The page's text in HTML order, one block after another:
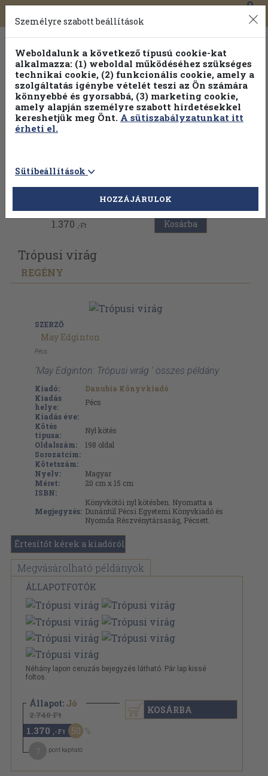
Toggle
navigation
0
Vissza az előző oldalra
1.370 ,-Ft Kosárba
Trópusi virág
REGÉNY
SZERZŐ
May Edginton
Pécs
'May Edginton: Trópusi virág ' összes példány
Kiadó:
Danubia Könyvkiadó
Kiadás
helye:
Pécs
Kiadás éve:
Kötés
típusa:
Nyl kötés
Oldalszám:
198 oldal
Sorozatcím:
Kötetszám:
Nyelv:
Magyar
Méret:
20 cm x 15 cm
ISBN:
Megjegyzés:
Könyvkötői nyl kötésben. Nyomatta a
Dunántúl Pécsi Egyetemi Könyvkiadó és
Nyomda Részvénytársaság, Pécsett.
Értesítőt kérek a kiadóról
Megvásárolható példányok
ÁLLAPOTFOTÓK
Néhány lapon ceruzás bejegyzés látható. Pár lap kissé
foltos.
Állapot: Jó
2.740 Ft
1.370 ,-Ft 50
pont kapható
KOSÁRBA
Személyre szabott beállítások
Weboldalunk a következő típusú cookie-kat
alkalmazza: (1) weboldal működéséhez szükséges
technikai cookie, (2) funkcionális cookie, amely a
szolgáltatás igénybe vételét teszi az Ön számára
könnyebbé és gyorsabbá, (3) marketing cookie,
amely alapján személyre szabott hirdetésekkel
kereshetjük meg Önt. A sütiszabályzatunkat itt
érheti el.
Sütibeállítások
HOZZÁJÁRULOK